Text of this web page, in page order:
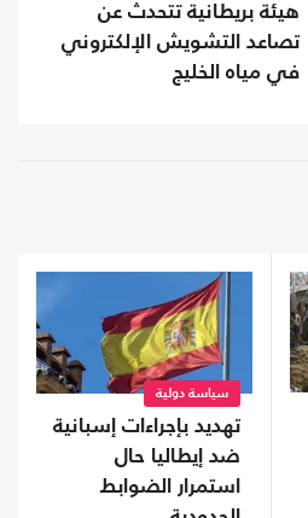
هيئة بريطانية تتحدث عن
تصاعد التشويش الإلكتروني
في مياه الخليج
سياسة دولية
تهديد بإجراءات إسبانية
ضد إيطاليا حال
استمرار الضوابط